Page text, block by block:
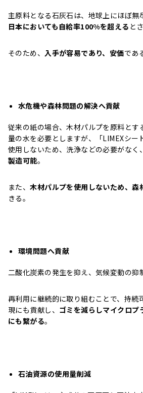
主原料となる石灰石は、地球上にほぼ無
日本においても自給率100%を超える と
そのため、入手が容易であり、安価であ
水危機や森林問題の解決へ貢献
従来の紙の場合、木材パルプを原料とす
量の水を必要としますが、「LIMEXシー
使用しないため、洗浄などの必要がなく、
製造可能。
また、木材パルプを使用しないため、森
きる。
環境問題へ貢献
二酸化炭素の発生を抑え、気候変動の抑
再利用に継続的に取り組むことで、持続
現にも貢献し、 ゴミを減らしマイクロプ
にも繋がる。
石油資源の使用量削減